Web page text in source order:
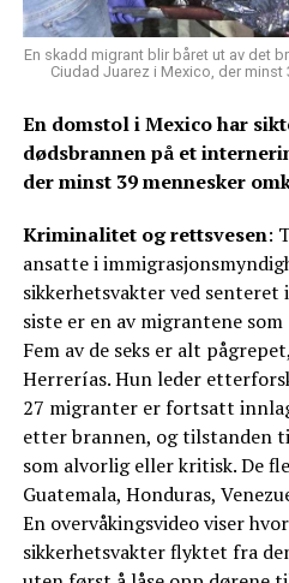
En skadd migrant blir båret ut av det
Ciudad Juarez i Mexico, der
En domstol i Mexico har
dødsbrannen på et
der minst 39 mennesker
Kriminalitet og rettsvesen:
ansatte i
sikkerhetsvakter ved senteret
siste er en av migrantene
Fem av de seks er alt
Herrerías. Hun leder
27 migranter er fortsatt
etter brannen, og tilstanden
som alvorlig eller kritisk. De
Guatemala, Honduras,
En overvåkingsvideo viser
sikkerhetsvakter flyktet fra